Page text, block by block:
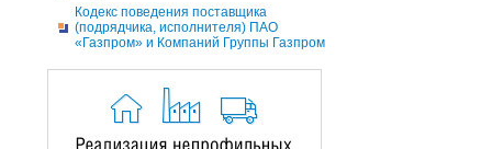
Кодекс поведения поставщика
(подрядчика, исполнителя) ПАО
«Газпром» и Компаний Группы Газпром